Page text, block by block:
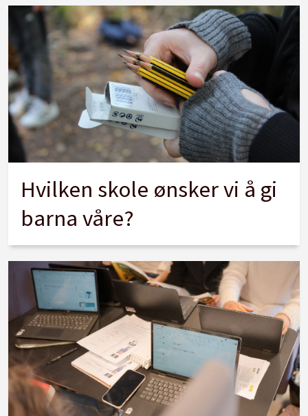
Hvilken skole ønsker vi å gi
barna våre?